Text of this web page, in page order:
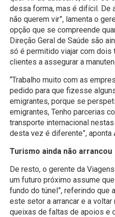
dessa forma, mas é difícil. De
não querem vir”, lamenta o
opção que se compreende
Direção Geral de Saúde são
só é permitido viajar com
clientes a assegurar a
“Trabalho muito com as
pedido para que fizesse
emigrantes, porque se
emigrantes, Tenho parcerias
transporte internacional
desta vez é diferente”, aponta
Turismo ainda não arrancou
De resto, o gerente da
um futuro próximo assume
fundo do túnel”, referindo que
este setor a arrancar e a voltar
queixas de faltas de apoios e